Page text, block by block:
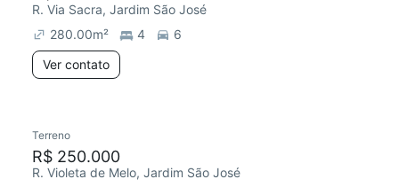
R. Via Sacra, Jardim São José
280.00m² 4
6
Ver contato
Terreno
R$ 250.000
R. Violeta de Melo, Jardim São José